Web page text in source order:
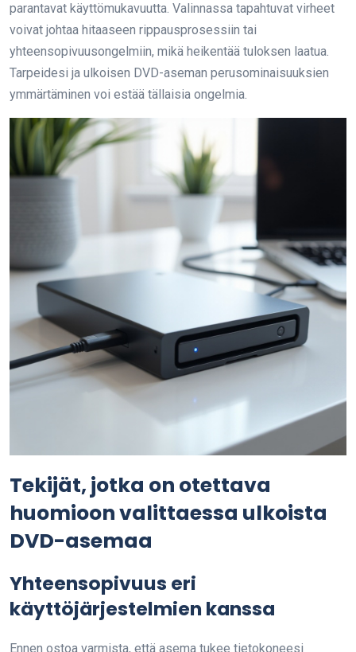
parantavat käyttömukavuutta. Valinnassa tapahtuvat virheet
voivat johtaa hitaaseen rippausprosessiin tai
yhteensopivuusongelmiin, mikä heikentää tuloksen laatua.
Tarpeidesi ja ulkoisen DVD-aseman perusominaisuuksien
ymmärtäminen voi estää tällaisia ongelmia.
Tekijät, jotka on otettava
huomioon valittaessa ulkoista
DVD-asemaa
Yhteensopivuus eri
käyttöjärjestelmien kanssa
Ennen ostoa varmista, että asema tukee tietokoneesi